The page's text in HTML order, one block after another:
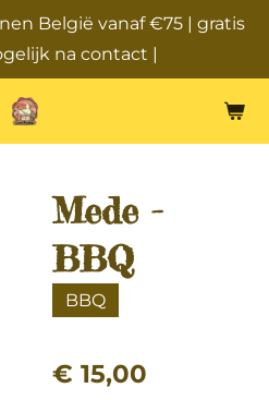
België vanaf €75 | gratis
na contact |
Mede -
BBQ
BBQ
€ 15,00